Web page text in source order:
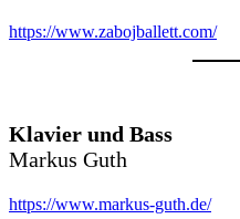
https://www.zabojballett.com/
Klavier und Bass
Markus Guth
https://www.markus-guth.de/